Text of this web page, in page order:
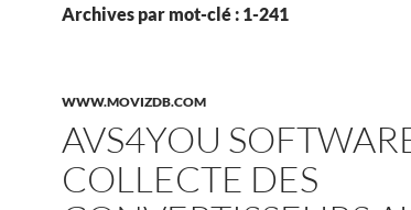
Archives par mot-clé : 1-241
WWW.MOVIZDB.COM
AVS4YOU
COLLECTE DES